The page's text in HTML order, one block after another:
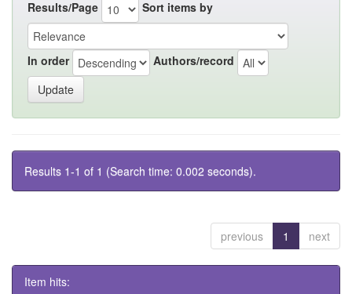
Results/Page Sort items by
In order Authors/record
Results 1-1 of 1 (Search time: 0.002 seconds).
previous 1 next
Item hits: